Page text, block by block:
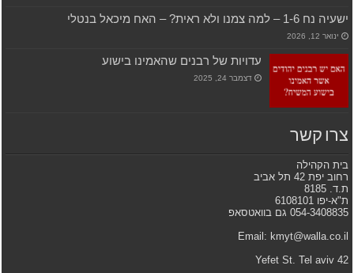
ישעיה נח 1-6 – למה צמנו ולא ראית? – האח מיכאל בנטלי
ינואר 12, 2026
עדויות של רבנים שהאמינו בישוע
דצמבר 24, 2025
צרו קשר
בית הקהילה
רחוב יפת 42 תל אביב
ת.ד. 8185
ת"א-יפו 6108101
054-3408835 גם בוואטסאפ
Email: kmyt@walla.co.il
42 Yefet St. Tel aviv